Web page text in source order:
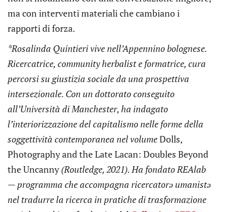
ma con interventi materiali che cambiano i
rapporti di forza.
*Rosalinda Quintieri vive nell’Appennino bolognese.
Ricercatrice, community herbalist e formatrice, cura
percorsi su giustizia sociale da una prospettiva
intersezionale. Con un dottorato conseguito
all’Università di Manchester, ha indagato
l’interiorizzazione del capitalismo nelle forme della
soggettività contemporanea nel volumeDolls,
Photography and the Late Lacan: Doubles Beyond
the Uncanny(Routledge, 2021). Ha fondato REAlab
— programma che accompagna ricercatorə umanistə
nel tradurre la ricerca in pratiche di trasformazione